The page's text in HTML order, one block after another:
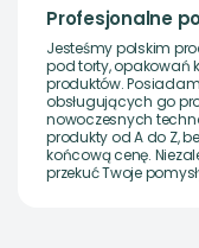
Profesjonalne
Jesteśmy polskim
pod torty, opakowań
produktów.
obsługujących go
nowoczesnych
produkty od A do Z,
końcową cenę.
przekuć Twoje